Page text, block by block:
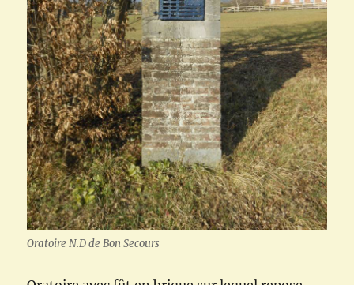
Oratoire N.D de Bon Secours